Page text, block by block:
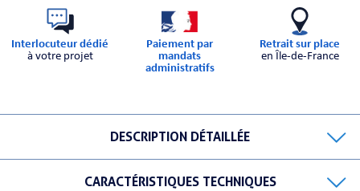
Interlocuteur dédié
à votre projet
Paiement par
mandats
administratifs
Retrait sur place
en Île-de-France
DESCRIPTION DÉTAILLÉE
CARACTÉRISTIQUES TECHNIQUES